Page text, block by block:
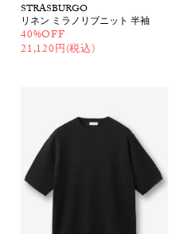
STRASBURGO
リネン ミラノリブニット 半袖
40%OFF
21,120円(税込)